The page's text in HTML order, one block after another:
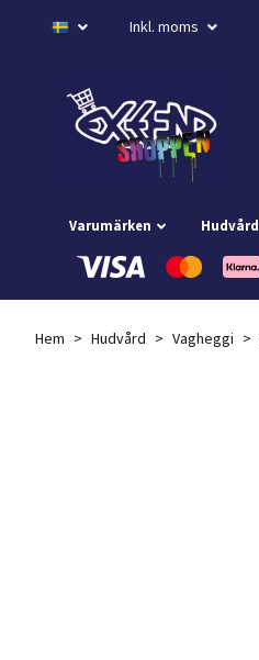
Inkl. moms
Varumärken Hudvård
Hem Hudvård Vagheggi